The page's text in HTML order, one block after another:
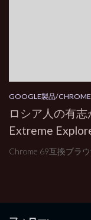
GOOGLE製品/CHROME
ロシア人の有
Extreme
Chrome 69互換ブラ